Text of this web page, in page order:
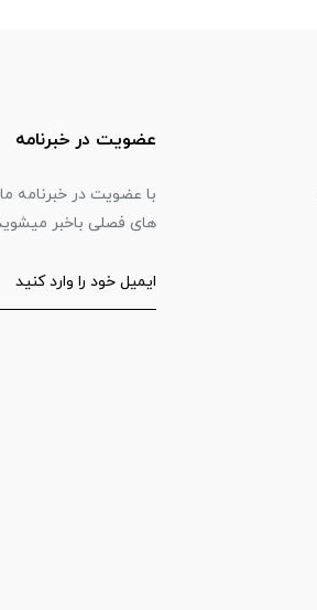
عضویت در خبرنامه
با عضویت در خبرنامه
های فصلی باخبر